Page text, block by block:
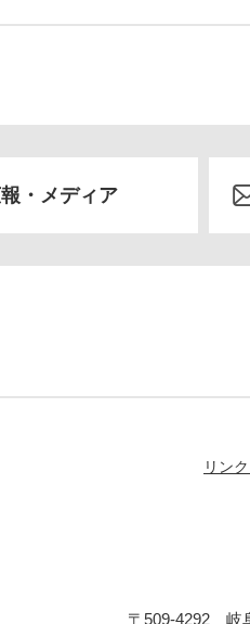
・メディア
リン
〒509-4292 岐